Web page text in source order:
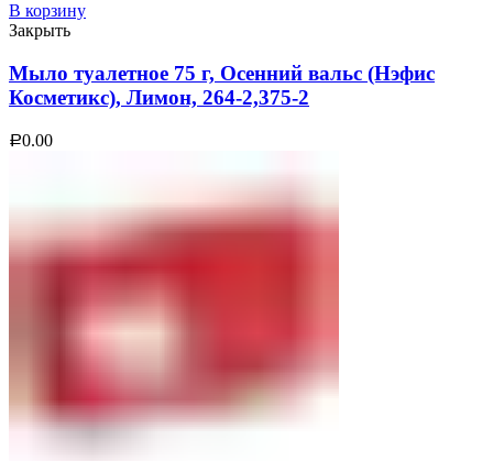
В корзину
Закрыть
Мыло туалетное 75 г, Осенний вальс (Нэфис
Косметикс), Лимон, 264-2,375-2
Р0.00